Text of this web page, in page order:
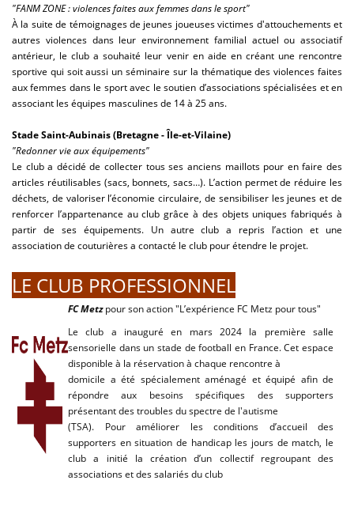
"FANM ZONE : violences faites aux femmes dans le sport"
À la suite de témoignages de jeunes joueuses victimes d'attouchements et
autres violences dans leur environnement familial actuel ou associatif
antérieur, le club a souhaité leur venir en aide en créant une rencontre
sportive qui soit aussi un séminaire sur la thématique des violences faites
aux femmes dans le sport avec le soutien d’associations spécialisées et en
associant les équipes masculines de 14 à 25 ans.
Stade Saint-Aubinais (Bretagne - Île-et-Vilaine)
"Redonner vie aux équipements"
Le club a décidé de collecter tous ses anciens maillots pour en faire des
articles réutilisables (sacs, bonnets, sacs…). L’action permet de réduire les
déchets, de valoriser l’économie circulaire, de sensibiliser les jeunes et de
renforcer l’appartenance au club grâce à des objets uniques fabriqués à
partir de ses équipements. Un autre club a repris l’action et une
association de couturières a contacté le club pour étendre le projet.
LE CLUB PROFESSIONNEL
FC Metzpour son action "L’expérience FC Metz pour tous"
Le club a inauguré en mars 2024 la première salle
sensorielle dans un stade de football en France. Cet espace
disponible à la réservation à chaque rencontre à
domicile a été spécialement aménagé et équipé afin de
répondre aux besoins spécifiques des supporters
présentant des troubles du spectre de l'autisme
(TSA). Pour améliorer les conditions d’accueil des
supporters en situation de handicap les jours de match, le
club a initié la création d’un collectif regroupant des
associations et des salariés du club